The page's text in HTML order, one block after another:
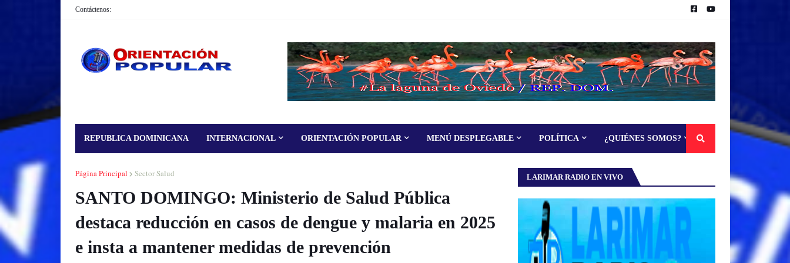
Contáctenos:
REPUBLICA DOMINICANA INTERNACIONAL ORIENTACIÓN POPULAR MENÚ DESPLEGABLE POLÍTICA ¿QUIÉNES SOMOS?
Página Principal Sector Salud
SANTO DOMINGO: Ministerio de Salud Pública
destaca reducción en casos de dengue y malaria en 2025
e insta a mantener medidas de prevención
LARIMAR RADIO EN VIVO